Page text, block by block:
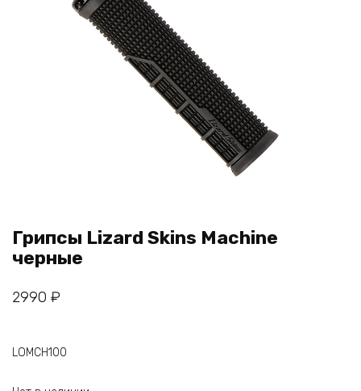
Грипсы Lizard Skins Machine
черные
2990 ₽
LOMCH100